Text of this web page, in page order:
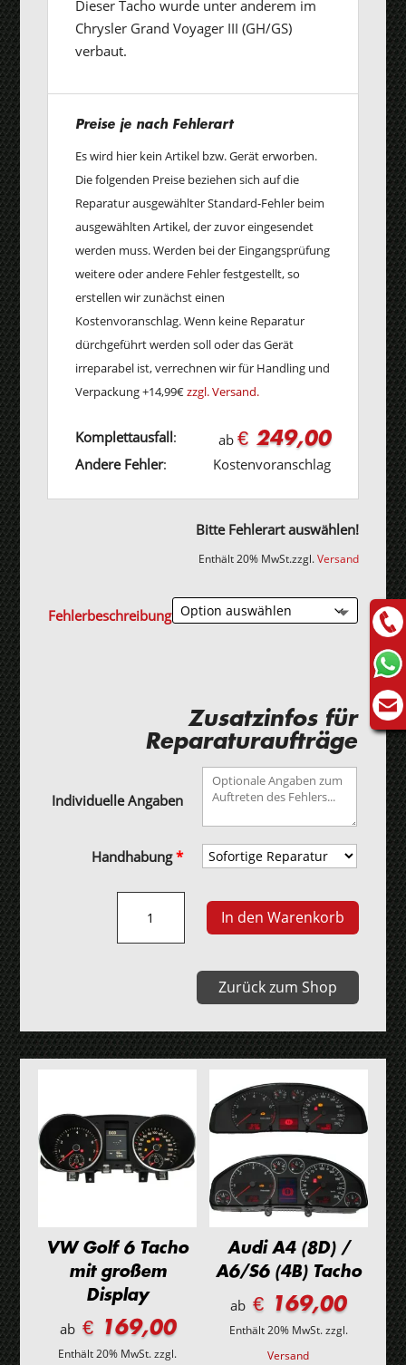
Dieser Tacho wurde unter anderem im
Chrysler Grand Voyager III (GH/GS)
verbaut.
Preise je nach Fehlerart
Es wird hier kein Artikel bzw. Gerät erworben.
Die folgenden Preise beziehen sich auf die
Reparatur ausgewählter Standard-Fehler beim
ausgewählten Artikel, der zuvor eingesendet
werden muss. Werden bei der Eingangsprüfung
weitere oder andere Fehler festgestellt, so
erstellen wir zunächst einen
Kostenvoranschlag. Wenn keine Reparatur
dürchgeführt werden soll oder das Gerät
irreparabel ist, verrechnen wir für Handling und
Verpackung +14,99€zzgl. Versand.
Komplettausfall: ab € 249,00
Andere Fehler: Kostenvoranschlag
Bitte Fehlerart auswählen!
Enthält 20% MwSt.zzgl.Versand
Fehlerbeschreibung
Zusatzinfos für
Reparaturaufträge
Individuelle Angaben
Handhabung*
Grand
Voyager
Menge
In den Warenkorb
Zurück zum Shop
VW Golf 6 Tacho
mit großem
Display
ab€ 169,00
Enthält 20% MwSt.zzgl.
Audi A4 (8D) /
A6/S6 (4B) Tacho
ab € 169,00
Enthält 20% MwSt.zzgl.
Versand